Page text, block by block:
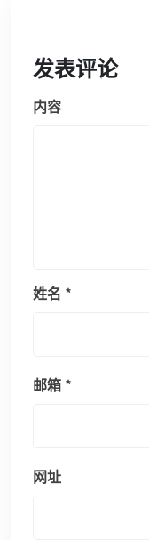
发表评论
内容
姓名 *
邮箱*
网址